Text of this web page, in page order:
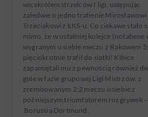
wicekrólem strzelców I ligi, ustępując
zaledwie o jedno trafienie Mirosławowi
Trzeciakowi z ŁKS-u. Co ciekawe stało
mimo, że w ostatniej kolejce (notabene
wygranym u siebie meczu z Rakowem
pięciokrotnie trafił do siatki! Kibice
zapamiętali mu z pewnością również
gole w fazie grupowej Ligi Mistrzów, z
zremisowanym 2:2 meczu u siebie z
późniejszym triumfatorem rozgrywek –
Borussią Dortmund.